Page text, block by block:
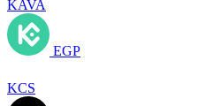
KAVA
EGP
KCS